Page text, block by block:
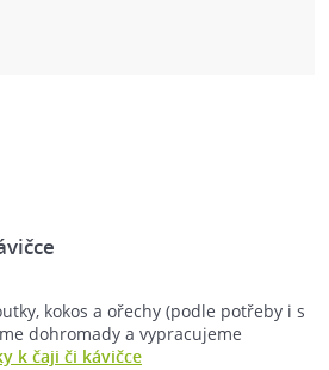
kokos a ořechy (podle potřeby i s
dohromady a vypracujeme
k čaji či kávičce